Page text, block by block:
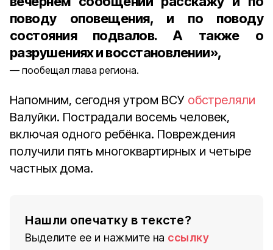
поводу оповещения, и по поводу
состояния подвалов. А также о
разрушениях и восстановлении»,
пообещал глава региона.
Напомним, сегодня утром ВСУ обстреляли
Валуйки. Пострадали восемь человек,
включая одного ребёнка. Повреждения
получили пять многоквартирных и четыре
частных дома.
Нашли опечатку в тексте?
Выделите ее и нажмите на ссылку